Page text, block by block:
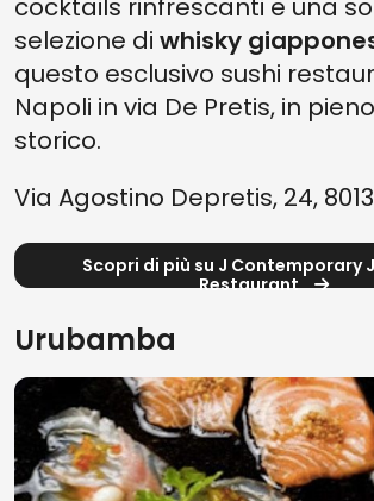
cocktails rinfrescanti e una
selezione di whisky
questo esclusivo sushi
Napoli in via De Pretis, in
storico.
Via Agostino Depretis, 24,
Scopri di più su J Contemporary
Restaurant
Urubamba